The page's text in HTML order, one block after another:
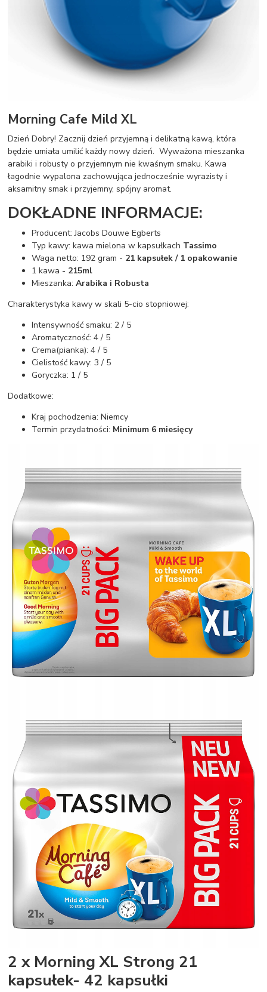
Morning Cafe Mild XL
Dzień Dobry! Zacznij dzień przyjemną i delikatną kawą, która
będzie umiała umilić każdy nowy dzień. Wyważona mieszanka
arabiki i robusty o przyjemnym nie kwaśnym smaku. Kawa
łagodnie wypalona zachowująca jednocześnie wyrazisty i
aksamitny smak i przyjemny, spójny aromat.
DOKŁADNE INFORMACJE:
Producent: Jacobs Douwe Egberts
Typ kawy: kawa mielona w kapsułkach Tassimo
Waga netto: 192 gram - 21 kapsułek / 1 opakowanie
1 kawa - 215ml
Mieszanka:Arabika i Robusta
Charakterystyka kawy w skali 5-cio stopniowej:
Intensywność smaku: 2 / 5
Aromatyczność: 4 / 5
Crema(pianka): 4 / 5
Cielistość kawy: 3 / 5
Goryczka: 1 / 5
Dodatkowe:
Kraj pochodzenia: Niemcy
Termin przydatności: Minimum 6 miesięcy
2 x Morning XL Strong 21
kapsułek- 42 kapsułki